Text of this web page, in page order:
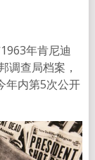
年肯尼迪
调查局档案，
年内第5次公开